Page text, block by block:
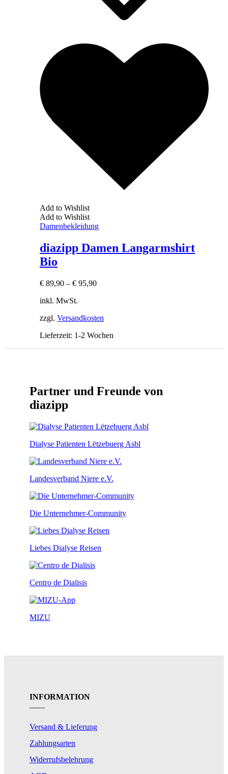
Add to Wishlist
Add to Wishlist
Damenbekleidung
diazipp Damen Langarmshirt
Bio
€ 89,90 – € 95,90
inkl. MwSt.
zzgl. Versandkosten
Lieferzeit: 1-2 Wochen
Partner und Freunde von
diazipp
Dialyse Patienten Lëtzebuerg Asbl
Landesverband Niere e.V.
Die Unternehmer-Community
Liebes Dialyse Reisen
Centro de Dialisis
MIZU
INFORMATION
Versand & Lieferung
Zahlungsarten
Widerrufsbelehrung